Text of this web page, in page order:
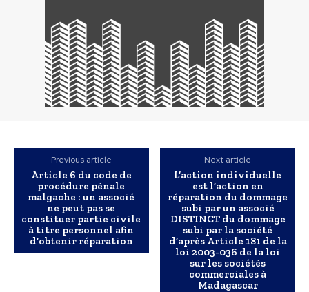
Previous article
Article 6 du code de
procédure pénale
malgache : un associé
ne peut pas se
constituer partie civile
à titre personnel afin
d’obtenir réparation
Next article
L’action individuelle
est l’action en
réparation du dommage
subi par un associé
DISTINCT du dommage
subi par la société
d’après Article 181 de la
loi 2003-036 de la loi
sur les sociétés
commerciales à
Madagascar